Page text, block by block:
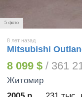
5 фото
8 лет назад
Mitsubishi
8 099 $ / 361
Житомир